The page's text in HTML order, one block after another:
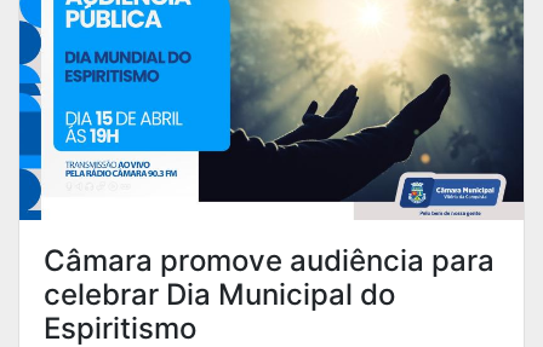
Câmara promove audiência para
celebrar Dia Municipal do
Espiritismo